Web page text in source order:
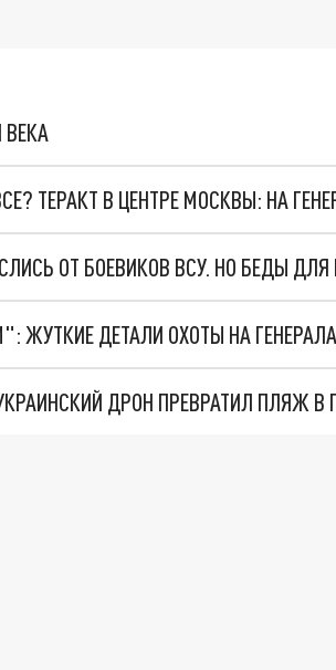
ТЕРАКТ В ЦЕНТРЕ МОСКВЫ: НА
ОТ БОЕВИКОВ ВСУ. НО БЕДЫ
ДРОН ПРЕВРАТИЛ ПЛЯЖ